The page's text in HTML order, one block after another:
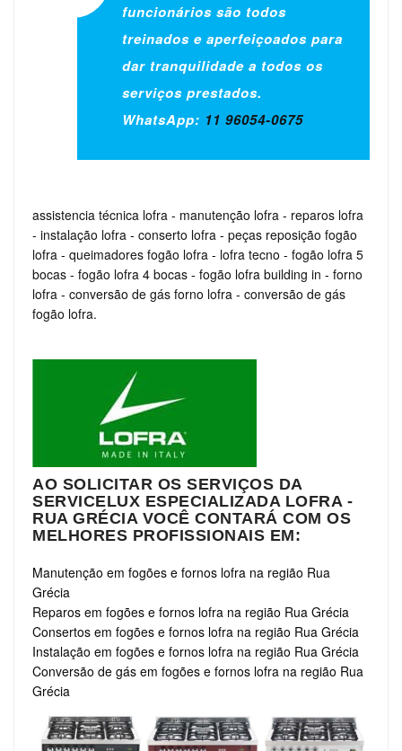
funcionários são todos
treinados e aperfeiçoados para
dar tranquilidade a todos os
serviços prestados.
WhatsApp: 11 96054-0675
assistencia técnica lofra - manutenção lofra - reparos lofra
- instalação lofra - conserto lofra - peças reposição fogão
lofra - queimadores fogão lofra - lofra tecno - fogão lofra 5
bocas - fogão lofra 4 bocas - fogão lofra building in - forno
lofra - conversão de gás forno lofra - conversão de gás
fogão lofra.
AO SOLICITAR OS SERVIÇOS DA
SERVICELUX ESPECIALIZADA LOFRA -
RUA GRÉCIA VOCÊ CONTARÁ COM OS
MELHORES PROFISSIONAIS EM:
Manutenção em fogões e fornos lofra na região Rua
Grécia
Reparos em fogões e fornos lofra na região Rua Grécia
Consertos em fogões e fornos lofra na região Rua Grécia
Instalação em fogões e fornos lofra na região Rua Grécia
Conversão de gás em fogões e fornos lofra na região Rua
Grécia